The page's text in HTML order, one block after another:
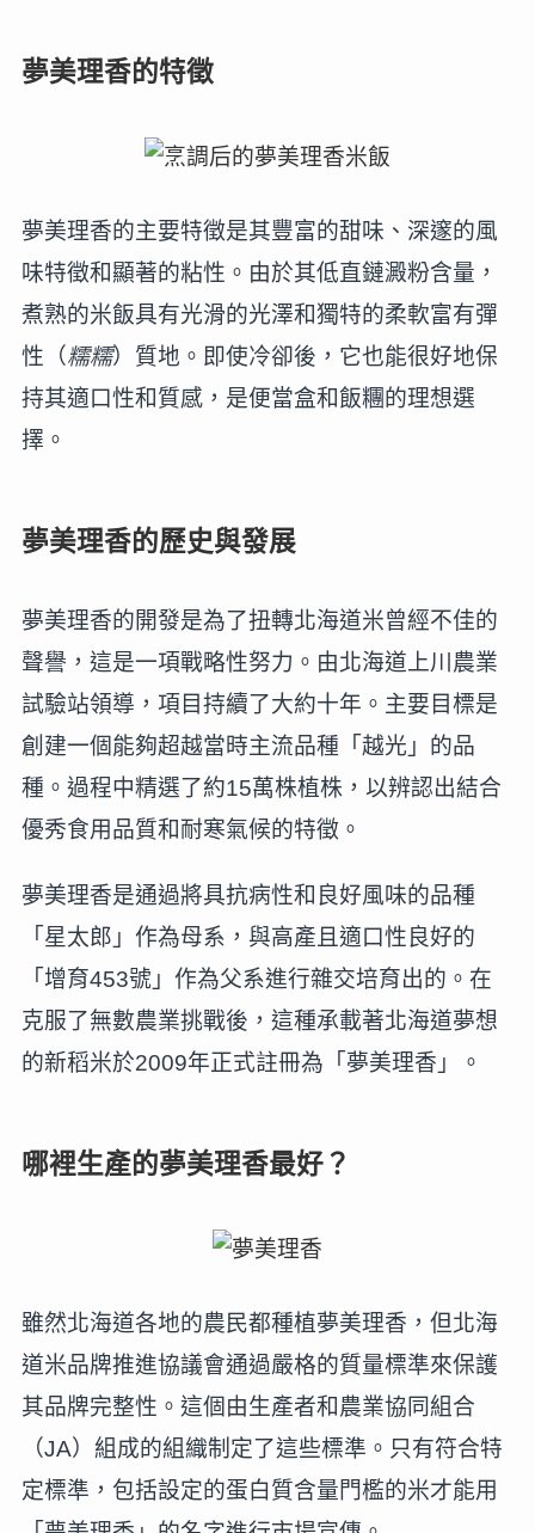
夢美理香的特徵
夢美理香的主要特徵是其豐富的甜味、深邃的風
味特徵和顯著的粘性。由於其低直鏈澱粉含量，
煮熟的米飯具有光滑的光澤和獨特的柔軟富有彈
性（糯糯）質地。即使冷卻後，它也能很好地保
持其適口性和質感，是便當盒和飯糰的理想選
擇。
夢美理香的歷史與發展
夢美理香的開發是為了扭轉北海道米曾經不佳的
聲譽，這是一項戰略性努力。由北海道上川農業
試驗站領導，項目持續了大約十年。主要目標是
創建一個能夠超越當時主流品種「越光」的品
種。過程中精選了約15萬株植株，以辨認出結合
優秀食用品質和耐寒氣候的特徵。
夢美理香是通過將具抗病性和良好風味的品種
「星太郎」作為母系，與高產且適口性良好的
「增育453號」作為父系進行雜交培育出的。在
克服了無數農業挑戰後，這種承載著北海道夢想
的新稻米於2009年正式註冊為「夢美理香」。
哪裡生產的夢美理香最好？
雖然北海道各地的農民都種植夢美理香，但北海
道米品牌推進協議會通過嚴格的質量標準來保護
其品牌完整性。這個由生產者和農業協同組合
（JA）組成的組織制定了這些標準。只有符合特
定標準，包括設定的蛋白質含量門檻的米才能用